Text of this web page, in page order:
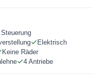
Elektrisch
Keine Räder
4 Antriebe